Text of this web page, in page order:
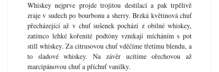
Whiskey nejprve projde trojitou destilací a pak trpělivě
zraje v sudech po bourbonu a sherry. Brzká květinová chuť
přecházející až v chuť sušenek pochází z obilné whiskey,
zatímco lehké kořenité podtóny vznikají mícháním s pot
still whiskey. Za citrusovou chuť vděčíme třetímu blendu, a
to sladové whiskey. Na závěr ucítíme ořechovou až
marcipánovou chuť a příchuť vanilky.